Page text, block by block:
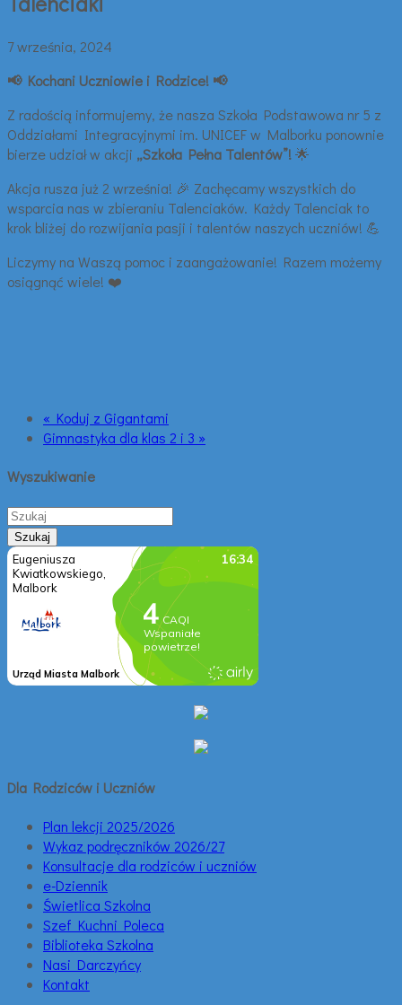
7 września, 2024
📢 Kochani Uczniowie i Rodzice! 📢
Z radością informujemy, że nasza Szkoła Podstawowa nr 5 z
Oddziałami Integracyjnymi im. UNICEF w Malborku ponownie
bierze udział w akcji „Szkoła Pełna Talentów”!🌟
Akcja rusza już 2 września! 🎉 Zachęcamy wszystkich do
wsparcia nas w zbieraniu Talenciaków. Każdy Talenciak to
krok bliżej do rozwijania pasji i talentów naszych uczniów! 💪
Liczymy na Waszą pomoc i zaangażowanie! Razem możemy
osiągnąć wiele! ❤️
« Koduj z Gigantami
Gimnastyka dla klas 2 i 3 »
Wyszukiwanie
Dla Rodziców i Uczniów
Plan lekcji 2025/2026
Wykaz podręczników 2026/27
Konsultacje dla rodziców i uczniów
e-Dziennik
Świetlica Szkolna
Szef Kuchni Poleca
Biblioteka Szkolna
Nasi Darczyńcy
Kontakt